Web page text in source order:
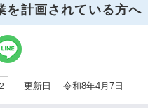
を計画されている方へ
更新日 令和8年4月7日